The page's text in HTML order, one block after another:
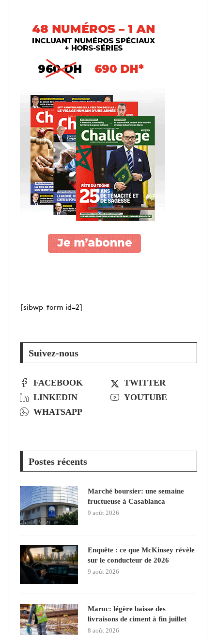
[sibwp_form id=2]
Suivez-nous
FACEBOOK
TWITTER
LINKEDIN
YOUTUBE
WHATSAPP
Postes récents
Marché boursier: une semaine
fructueuse à Casablanca
9 août 2026
Enquête : ce que McKinsey révèle
sur le conducteur de 2026
9 août 2026
Maroc: légère baisse des
livraisons de ciment à fin juillet
8 août 2026